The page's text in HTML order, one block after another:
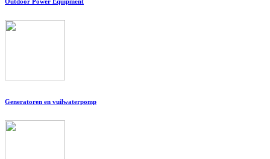
Generatoren en vuilwaterpomp